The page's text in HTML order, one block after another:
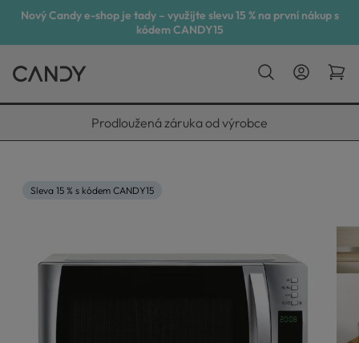
Nový Candy e-shop je tady – využijte slevu 15 % na první nákup s
kódem CANDY15
Vyneseme, zapojíme, odvezeme
Sleva 15 % s kódem CANDY15